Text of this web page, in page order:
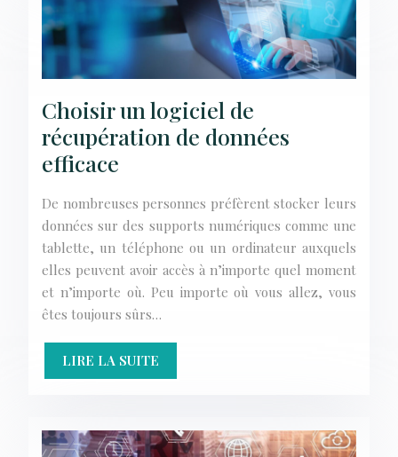
Choisir un logiciel de
récupération de données
efficace
De nombreuses personnes préfèrent stocker leurs
données sur des supports numériques comme une
tablette, un téléphone ou un ordinateur auxquels
elles peuvent avoir accès à n’importe quel moment
et n’importe où. Peu importe où vous allez, vous
êtes toujours sûrs…
LIRE LA SUITE